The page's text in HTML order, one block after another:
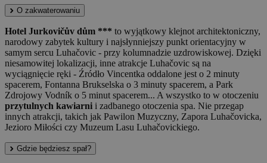
O zakwaterowaniu
Hotel Jurkovičův dům *** to wyjątkowy klejnot architektoniczny,
narodowy zabytek kultury i najsłynniejszy punkt orientacyjny w
samym sercu Luhačovic - przy kolumnadzie uzdrowiskowej. Dzięki
niesamowitej lokalizacji, inne atrakcje Luhačovic są na
wyciągnięcie ręki - Źródło Vincentka oddalone jest o 2 minuty
spacerem, Fontanna Brukselska o 3 minuty spacerem, a Park
Zdrojowy Vodník o 5 minut spacerem... A wszystko to w otoczeniu
przytulnych kawiarni i zadbanego otoczenia spa. Nie przegap
innych atrakcji, takich jak Pawilon Muzyczny, Zapora Luhačovicka,
Jezioro Miłości czy Muzeum Lasu Luhačovickiego.
Gdzie będziesz spał?